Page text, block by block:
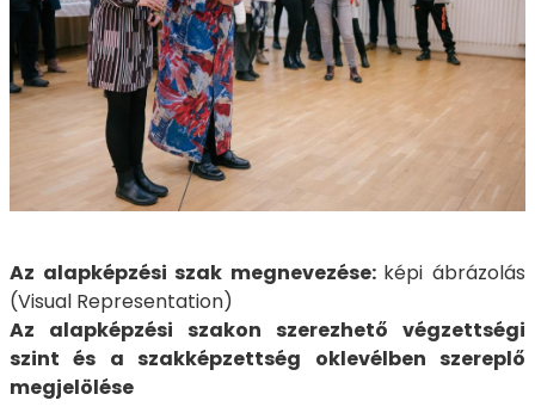
Az alapképzési szak megnevezése: képi ábrázolás
(Visual Representation)
Az alapképzési szakon szerezhető végzettségi
szint és a szakképzettség oklevélben szereplő
megjelölése